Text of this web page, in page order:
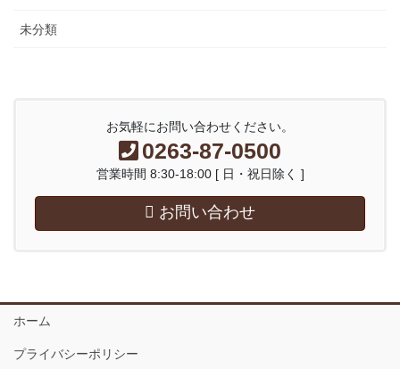
未分類
お気軽にお問い合わせください。
0263-87-0500
営業時間 8:30-18:00 [ 日・祝日除く ]
お問い合わせ
ホーム
プライバシーポリシー